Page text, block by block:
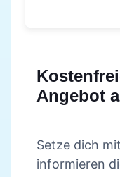
Angebot
Setze dich
informieren